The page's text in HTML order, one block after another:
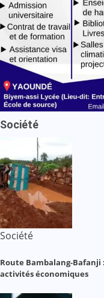
Société
Société
Route Bambalang-Bafanji
activités économiques